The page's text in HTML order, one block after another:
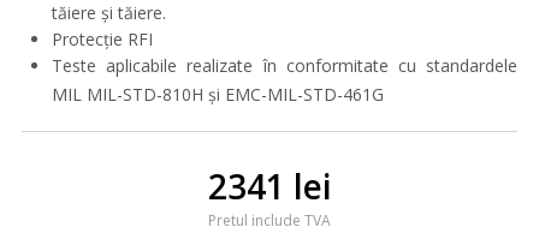
tăiere și tăiere.
Protecție RFI
Teste aplicabile realizate în conformitate cu standardele
MIL MIL-STD-810H și EMC-MIL-STD-461G
2341 lei
Pretul include TVA